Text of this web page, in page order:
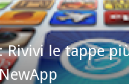
Rivivi le tappe